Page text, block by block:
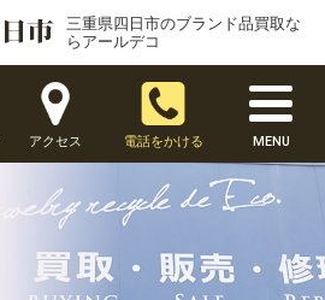
三重県四日市のブランド品買取な
らアールデコ
アクセス 電話をかける MENU